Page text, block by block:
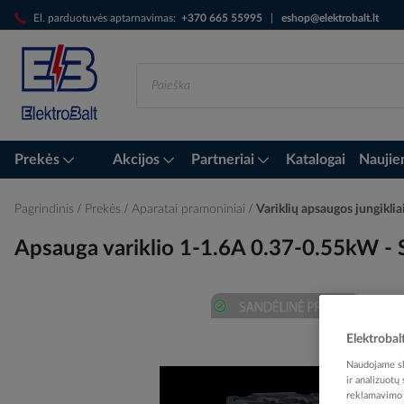
El. parduotuvės aptarnavimas: +370 665 55995 eshop@elektrobalt.lt
Skip
to
Content
Prekės Akcijos Partneriai Katalogai
Pagrindinis Prekės Aparatai pramoniniai Variklių apsaugos jungikliai
Apsauga variklio 1-1.6A 0.37-0.55kW -
Naudojame
ir analizuotų
reklamavimo